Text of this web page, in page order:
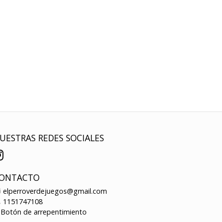
REDES SOCIALES
elperroverdejuegos@gmail.com
1151747108
de arrepentimiento